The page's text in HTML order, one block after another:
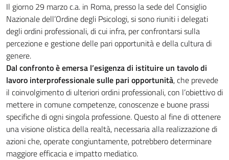
Il giorno 29 marzo c.a. in Roma, presso la sede del Consiglio
Nazionale dell’Ordine degli Psicologi, si sono riuniti i delegati
degli ordini professionali, di cui infra, per confrontarsi sulla
percezione e gestione delle pari opportunità e della cultura di
genere.
Dal confronto è emersa l’esigenza di istituire un tavolo di
lavoro interprofessionale sulle pari opportunità, che prevede
il coinvolgimento di ulteriori ordini professionali, con l’obiettivo di
mettere in comune competenze, conoscenze e buone prassi
specifiche di ogni singola professione. Questo al fine di ottenere
una visione olistica della realtà, necessaria alla realizzazione di
azioni che, operate congiuntamente, potrebbero determinare
maggiore efficacia e impatto mediatico.